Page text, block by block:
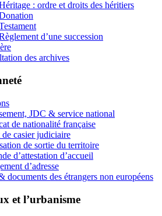
: ordre et droits des héritiers
d’une succession
des archives
JDC & service national
de nationalité française
casier judiciaire
de sortie du territoire
d’attestation d’accueil
d’adresse
documents des étrangers non européens
et l’urbanisme